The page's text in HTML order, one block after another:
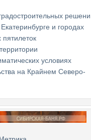
и городах
условиях
на Крайнем Северо-